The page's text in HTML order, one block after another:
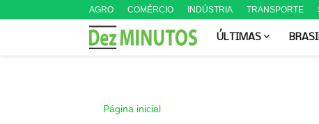
AGRO COMÉRCIO INDÚSTRIA TRANSPORTE
ÚLTIMAS
Página inicial